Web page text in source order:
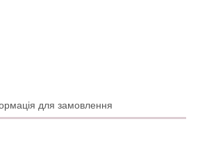
для замовлення